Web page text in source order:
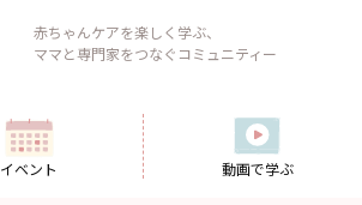
赤ちゃんケアを楽しく学ぶ、
ママと専門家をつなぐコミュニティー
イベント 動画で学ぶ